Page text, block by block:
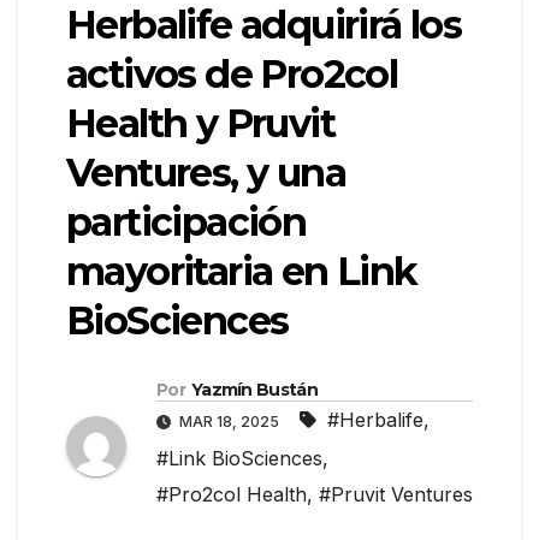
Herbalife adquirirá los
activos de Pro2col
Health y Pruvit
Ventures, y una
participación
mayoritaria en Link
BioSciences
Por Yazmín Bustán
MAR 18, 2025 #Herbalife,
#Link BioSciences,
#Pro2col Health, #Pruvit Ventures